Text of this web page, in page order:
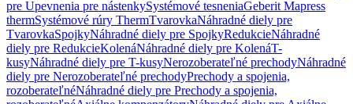
pre Upevnenia pre nástenkySystémové tesneniaGeberit Mapress
thermSystémové rúry ThermTvarovkaNáhradné diely pre
TvarovkaSpojkyNáhradné diely pre SpojkyRedukcieNáhradné
diely pre RedukcieKolenáNáhradné diely pre KolenáT-
kusyNáhradné diely pre T-kusyNerozoberateľné prechodyNáhradné
diely pre Nerozoberateľné prechodyPrechody a spojenia,
rozoberateľnéNáhradné diely pre Prechody a spojenia,